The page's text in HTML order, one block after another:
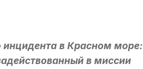
инцидента в Красном море:
в миссии